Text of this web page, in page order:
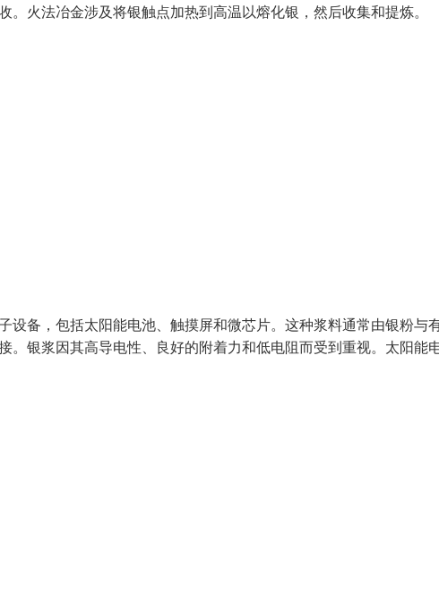
火法冶金涉及将银触点加热到高温以熔化银，然后收集和提炼。
备，包括太阳能电池、触摸屏和微芯片。这种浆料通常由银粉与
银浆因其高导电性、良好的附着力和低电阻而受到重视。太阳能